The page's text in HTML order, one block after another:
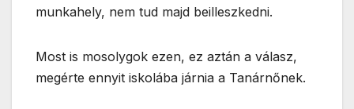
munkahely, nem tud majd beilleszkedni.
Most is mosolygok ezen, ez aztán a válasz,
megérte ennyit iskolába járnia a Tanárnőnek.